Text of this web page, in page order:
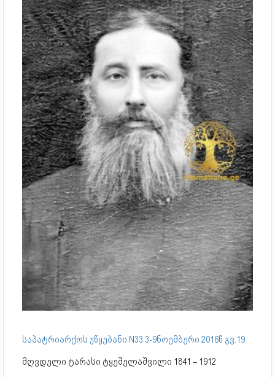
საპატრიარქოს უწყებანი N33 3-9ნოემბერი 2016წ გვ.19
მღვდელი ტარასი ტყეშელაშვილი 1841 – 1912